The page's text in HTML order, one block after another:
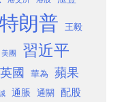
特朗普 王毅
美團 習近平
英國 華為 蘋果
通脹 通關 配股